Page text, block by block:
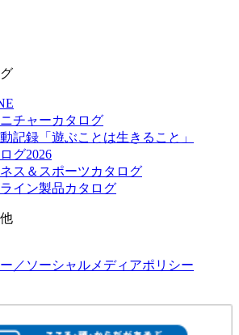
チャーカタログ
記録「遊ぶことは生きること」
グ2026
ス＆スポーツカタログ
イン製品カタログ
／ソーシャルメディアポリシー